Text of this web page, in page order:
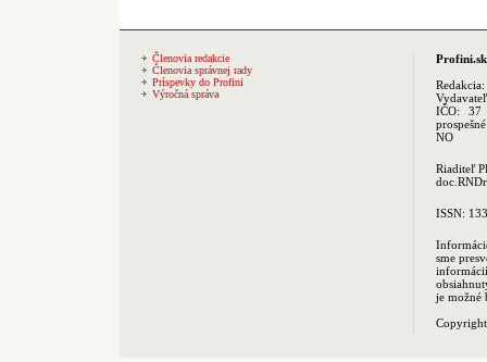
Členovia redakcie
Členovia správnej rady
Príspevky do Profini
Výročná správa
Profini.sk
Redakcia:
IČO: 37
NO
Riaditeľ
ISSN:
sme
je možné